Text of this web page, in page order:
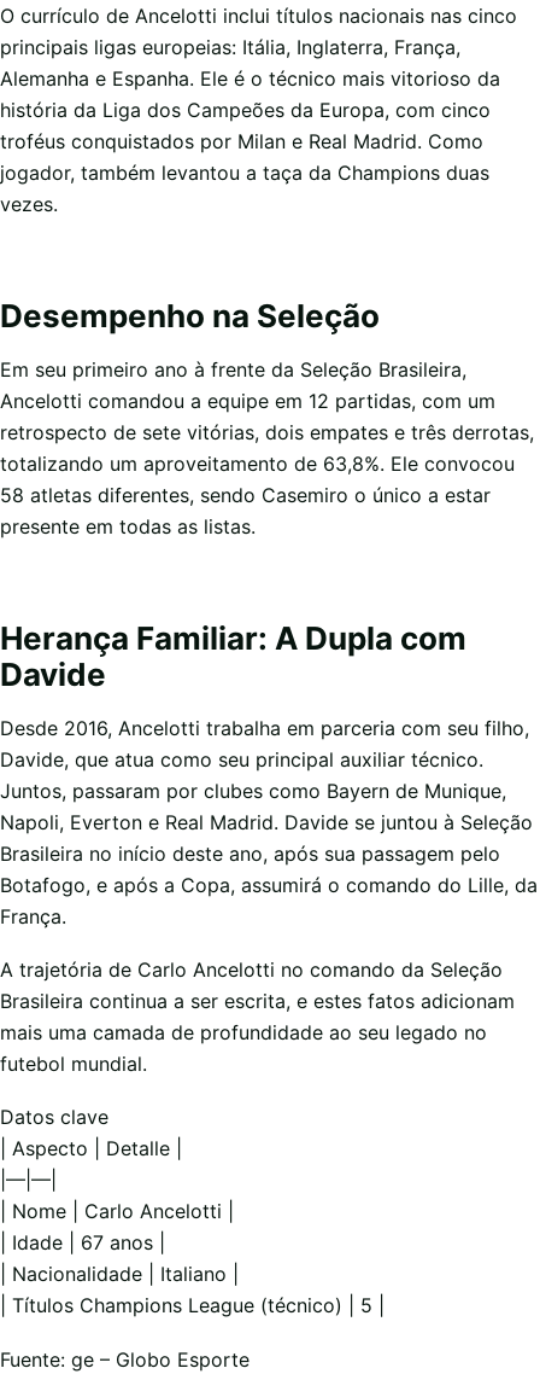
O currículo de Ancelotti inclui títulos nacionais nas cinco
principais ligas europeias: Itália, Inglaterra, França,
Alemanha e Espanha. Ele é o técnico mais vitorioso da
história da Liga dos Campeões da Europa, com cinco
troféus conquistados por Milan e Real Madrid. Como
jogador, também levantou a taça da Champions duas
vezes.
Desempenho na Seleção
Em seu primeiro ano à frente da Seleção Brasileira,
Ancelotti comandou a equipe em 12 partidas, com um
retrospecto de sete vitórias, dois empates e três derrotas,
totalizando um aproveitamento de 63,8%. Ele convocou
58 atletas diferentes, sendo Casemiro o único a estar
presente em todas as listas.
Herança Familiar: A Dupla com
Davide
Desde 2016, Ancelotti trabalha em parceria com seu filho,
Davide, que atua como seu principal auxiliar técnico.
Juntos, passaram por clubes como Bayern de Munique,
Napoli, Everton e Real Madrid. Davide se juntou à Seleção
Brasileira no início deste ano, após sua passagem pelo
Botafogo, e após a Copa, assumirá o comando do Lille, da
França.
A trajetória de Carlo Ancelotti no comando da Seleção
Brasileira continua a ser escrita, e estes fatos adicionam
mais uma camada de profundidade ao seu legado no
futebol mundial.
Datos clave
| Aspecto | Detalle |
|—|—|
| Nome | Carlo Ancelotti |
| Idade | 67 anos |
| Nacionalidade | Italiano |
| Títulos Champions League (técnico) | 5 |
Fuente: ge – Globo Esporte